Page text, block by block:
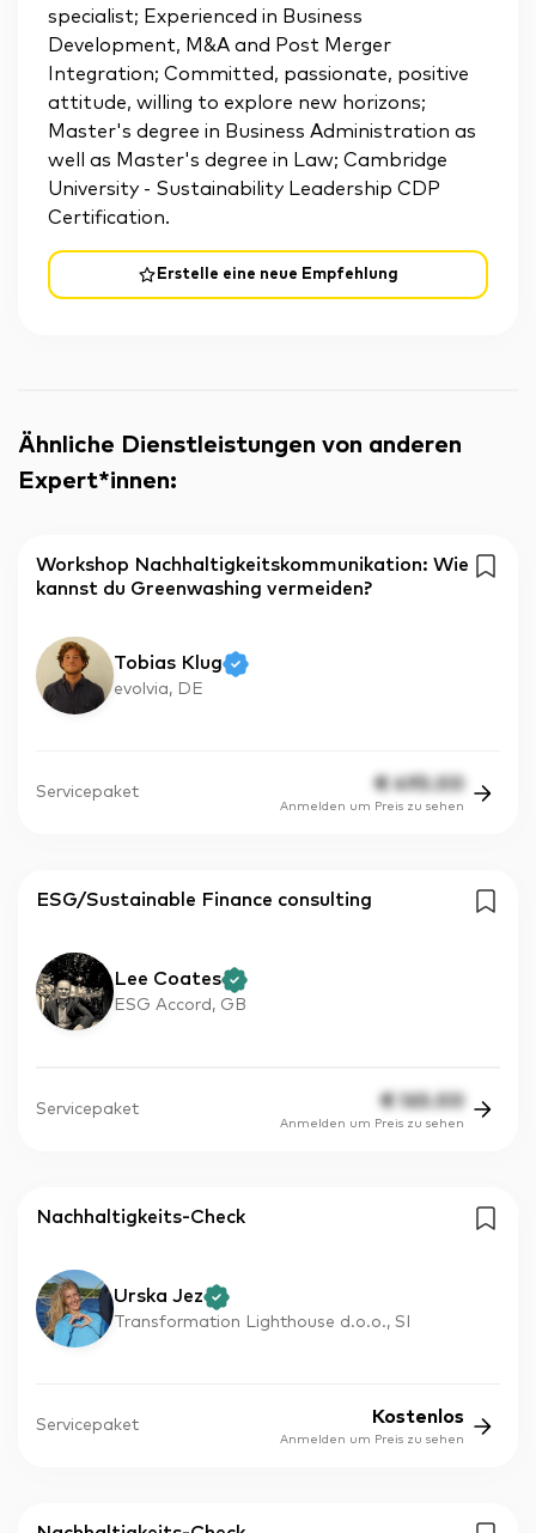
Erstelle eine neue Empfehlung
specialist; Experienced in Business
Development, M&A and Post Merger
Integration; Committed, passionate, positive
attitude, willing to explore new horizons;
Master's degree in Business Administration as
well as Master's degree in Law; Cambridge
University - Sustainability Leadership CDP
Certification.
Ähnliche Dienstleistungen von anderen
Expert*innen:
Workshop Nachhaltigkeitskommunikation: Wie
kannst du Greenwashing vermeiden?
Tobias Klug
evolvia, DE
Servicepaket € 495.00
Anmelden um Preis zu sehen
ESG/Sustainable Finance consulting
Lee Coates
ESG Accord, GB
Servicepaket € 165.00
Anmelden um Preis zu sehen
Nachhaltigkeits-Check
Urska Jez
Transformation Lighthouse d.o.o., SI
Servicepaket Kostenlos
Anmelden um Preis zu sehen